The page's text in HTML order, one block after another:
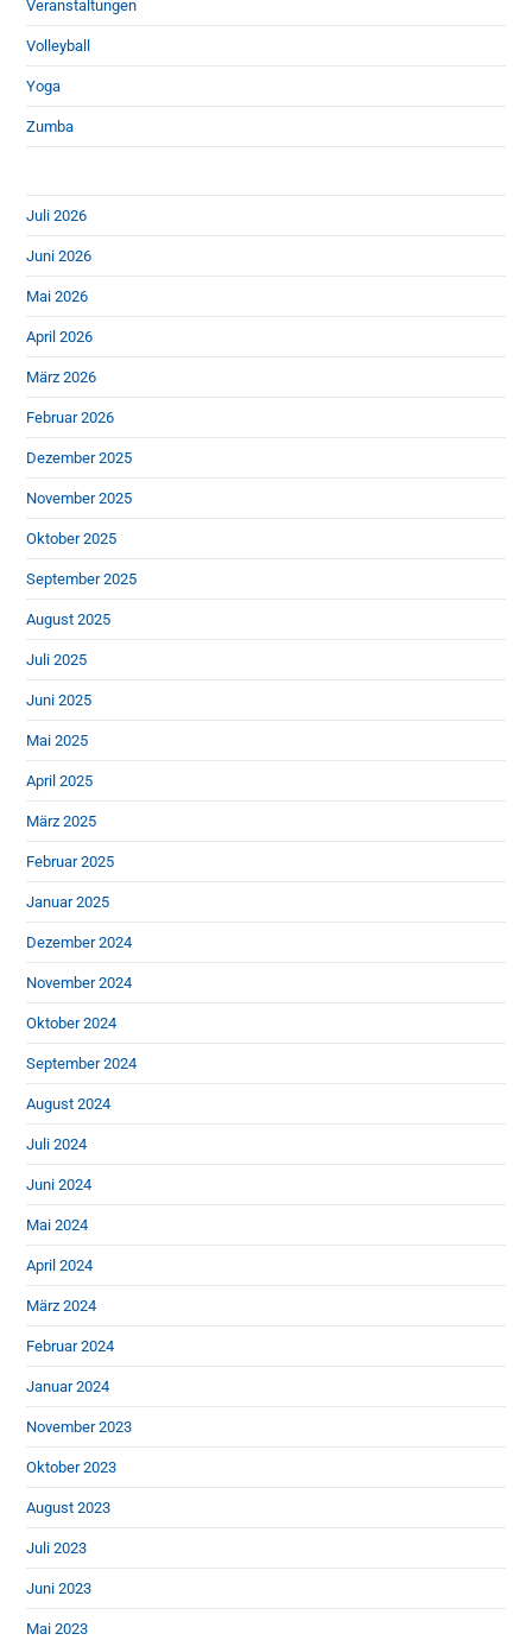
Veranstaltungen
Volleyball
Yoga
Zumba
Juli 2026
Juni 2026
Mai 2026
April 2026
März 2026
Februar 2026
Dezember 2025
November 2025
Oktober 2025
September 2025
August 2025
Juli 2025
Juni 2025
Mai 2025
April 2025
März 2025
Februar 2025
Januar 2025
Dezember 2024
November 2024
Oktober 2024
September 2024
August 2024
Juli 2024
Juni 2024
Mai 2024
April 2024
März 2024
Februar 2024
Januar 2024
November 2023
Oktober 2023
August 2023
Juli 2023
Juni 2023
Mai 2023